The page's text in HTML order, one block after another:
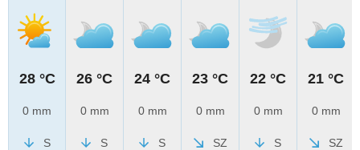
28 °C
0 mm
S
26 °C
0 mm
S
24 °C
0 mm
S
23 °C
0 mm
SZ
22 °C
0 mm
S
21 °C
0 mm
SZ